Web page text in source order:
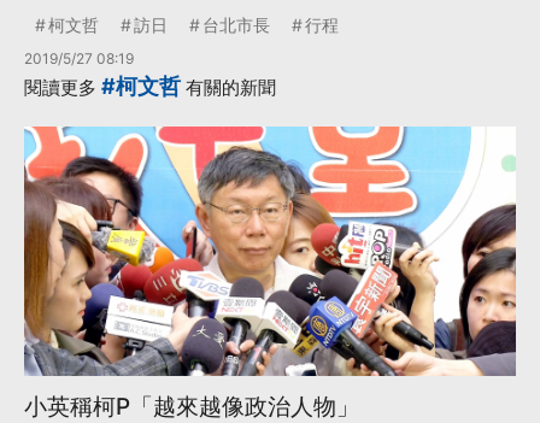
柯文哲 訪日 台北市長 行程
2019/5/27 08:19
閱讀更多 #柯文哲 有關的新聞
小英稱柯P「越來越像政治人物」